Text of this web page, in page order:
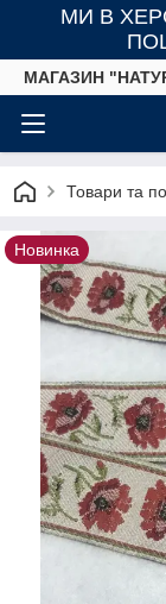
МИ В
МАГАЗИН
Товари та
Новинка